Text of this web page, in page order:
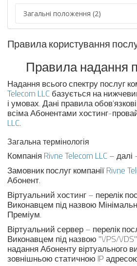
Правила користування
Правила надання
Надання всього спектру послуг
Telecom LLCбазується на
і умовах. Дані правила
всіма Абонентами хостинг-
LLC.
Загальна термінологія
Компанія Rivne Telecom LLC– далі
Замовник послуг компаніїRivne
Абонент.
Віртуальний хостинг – перелік
Виконавцем під назвою
Преміум.
Віртуальний сервер – перелік
Виконавцем під назвою "VPS/
надання Абоненту віртуального
зовнішньою статичною IP